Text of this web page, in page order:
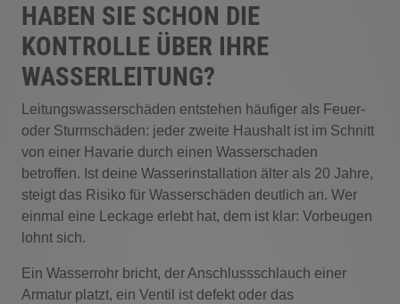
HABEN SIE SCHON DIE
KONTROLLE ÜBER IHRE
WASSERLEITUNG?
Leitungswasserschäden entstehen häufiger als Feuer-
oder Sturmschäden: jeder zweite Haushalt ist im Schnitt
von einer Havarie durch einen Wasserschaden
betroffen. Ist deine Wasserinstallation älter als 20 Jahre,
steigt das Risiko für Wasserschäden deutlich an. Wer
einmal eine Leckage erlebt hat, dem ist klar: Vorbeugen
lohnt sich.
Ein Wasserrohr bricht, der Anschlussschlauch einer
Armatur platzt, ein Ventil ist defekt oder das